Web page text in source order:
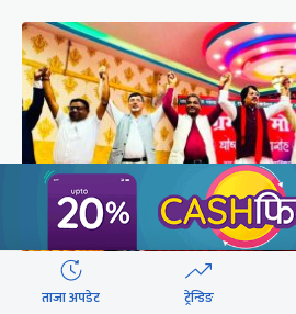
ताजा अपडेट ट्रेन्डिङ